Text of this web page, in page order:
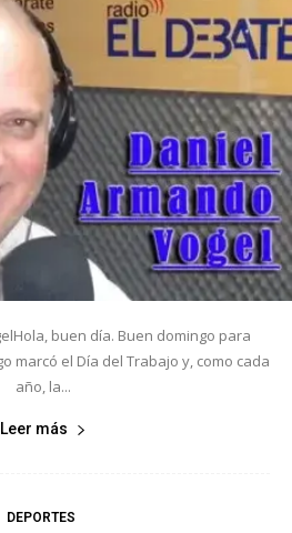
buen día. Buen domingo para
marcó el Día del Trabajo y, como cada
año, la...
Leer más
DEPORTES